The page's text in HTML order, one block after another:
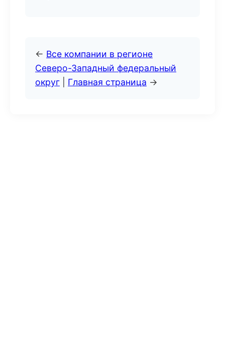
← Все компании в регионе
Северо-Западный федеральный
округ
Главная страница →